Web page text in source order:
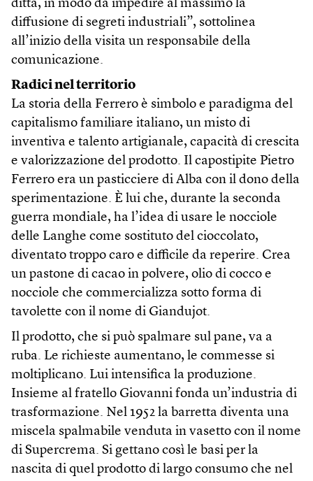
ditta, in modo da impedire al massimo la
diffusione di segreti industriali”, sottolinea
all’inizio della visita un responsabile della
comunicazione.
Radici nel territorio
La storia della Ferrero è simbolo e paradigma del
capitalismo familiare italiano, un misto di
inventiva e talento artigianale, capacità di crescita
e valorizzazione del prodotto. Il capostipite Pietro
Ferrero era un pasticciere di Alba con il dono della
sperimentazione. È lui che, durante la seconda
guerra mondiale, ha l’idea di usare le nocciole
delle Langhe come sostituto del cioccolato,
diventato troppo caro e difficile da reperire. Crea
un pastone di cacao in polvere, olio di cocco e
nocciole che commercializza sotto forma di
tavolette con il nome di Giandujot.
Il prodotto, che si può spalmare sul pane, va a
ruba. Le richieste aumentano, le commesse si
moltiplicano. Lui intensifica la produzione.
Insieme al fratello Giovanni fonda un’industria di
trasformazione. Nel 1952 la barretta diventa una
miscela spalmabile venduta in vasetto con il nome
di Supercrema. Si gettano così le basi per la
nascita di quel prodotto di largo consumo che nel